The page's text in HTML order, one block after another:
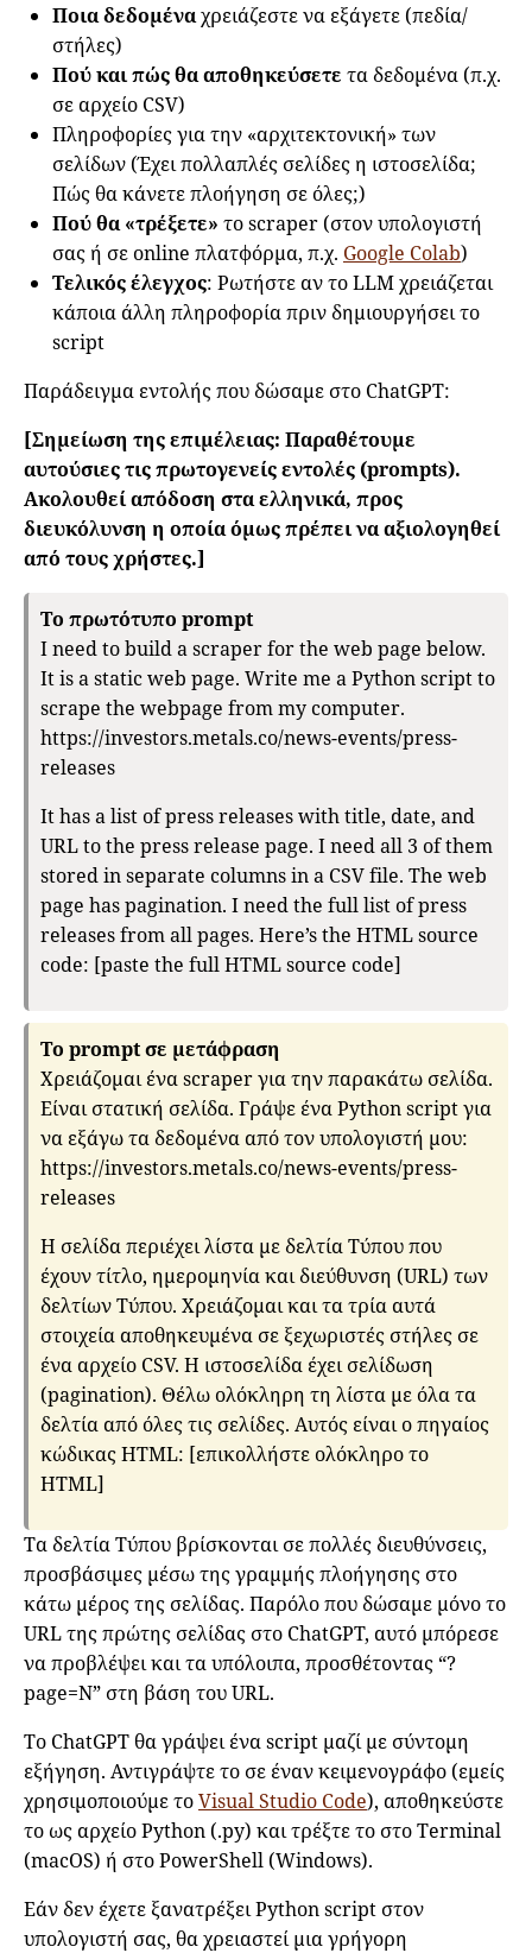
Ποια δεδομέναχρειάζεστε να εξάγετε (πεδία/
στήλες)
Πού και πώς θα αποθηκεύσετε τα δεδομένα (π.χ.
σε αρχείο CSV)
Πληροφορίες για την «αρχιτεκτονική» των
σελίδων (Έχει πολλαπλές σελίδες η ιστοσελίδα;
Πώς θα κάνετε πλοήγηση σε όλες;)
Πού θα «τρέξετε» το scraper (στον υπολογιστή
σας ή σε online πλατφόρμα, π.χ. Google Colab)
Τελικός έλεγχος: Ρωτήστε αν το LLM χρειάζεται
κάποια άλλη πληροφορία πριν δημιουργήσει το
script
Παράδειγμα εντολής που δώσαμε στο ChatGPT:
[Σημείωση της επιμέλειας: Παραθέτουμε
αυτούσιες τις πρωτογενείς εντολές (prompts).
Ακολουθεί απόδοση στα ελληνικά, προς
διευκόλυνση η οποία όμως πρέπει να αξιολογηθεί
από τους χρήστες.]
To πρωτότυπο prompt
I need to build a scraper for the web page below.
It is a static web page. Write me a Python script to
scrape the webpage from my computer.
https://investors.metals.co/news-events/press-
releases
It has a list of press releases with title, date, and
URL to the press release page. I need all 3 of them
stored in separate columns in a CSV file. The web
page has pagination. I need the full list of press
releases from all pages. Here’s the HTML source
code: [paste the full HTML source code]
To prompt σε μετάφραση
Χρειάζομαι ένα scraper για την παρακάτω σελίδα.
Είναι στατική σελίδα. Γράψε ένα Python script για
να εξάγω τα δεδομένα από τον υπολογιστή μου:
https://investors.metals.co/news-events/press-
releases
Η σελίδα περιέχει λίστα με δελτία Τύπου που
έχουν τίτλο, ημερομηνία και διεύθυνση (URL) των
δελτίων Τύπου. Χρειάζομαι και τα τρία αυτά
στοιχεία αποθηκευμένα σε ξεχωριστές στήλες σε
ένα αρχείο CSV. Η ιστοσελίδα έχει σελίδωση
(pagination). Θέλω ολόκληρη τη λίστα με όλα τα
δελτία από όλες τις σελίδες. Αυτός είναι ο πηγαίος
κώδικας HTML: [επικολλήστε ολόκληρο το
HTML]
Τα δελτία Τύπου βρίσκονται σε πολλές διευθύνσεις,
προσβάσιμες μέσω της γραμμής πλοήγησης στο
κάτω μέρος της σελίδας. Παρόλο που δώσαμε μόνο το
URL της πρώτης σελίδας στο ChatGPT, αυτό μπόρεσε
να προβλέψει και τα υπόλοιπα, προσθέτοντας “?
page=N” στη βάση του URL.
Το ChatGPT θα γράψει ένα script μαζί με σύντομη
εξήγηση. Αντιγράψτε το σε έναν κειμενογράφο (εμείς
χρησιμοποιούμε τοVisual Studio Code), αποθηκεύστε
το ως αρχείο Python (.py) και τρέξτε το στο Terminal
(macOS) ή στο PowerShell (Windows).
Eάν δεν έχετε ξανατρέξει Python script στον
υπολογιστή σας, θα χρειαστεί μια γρήγορη